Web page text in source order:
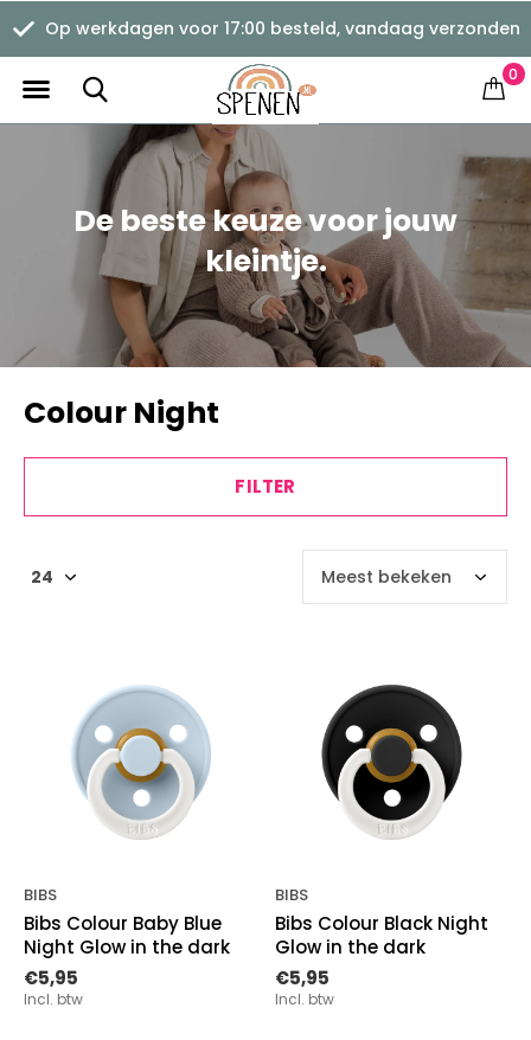
0
Op werkdagen voor 17:00 besteld, vandaag verzonden
De beste keuze voor jouw
kleintje.
Colour Night
FILTER
BIBS
Bibs Colour Baby Blue
Night Glow in the dark
€5,95
Incl. btw
BIBS
Bibs Colour Black Night
Glow in the dark
€5,95
Incl. btw